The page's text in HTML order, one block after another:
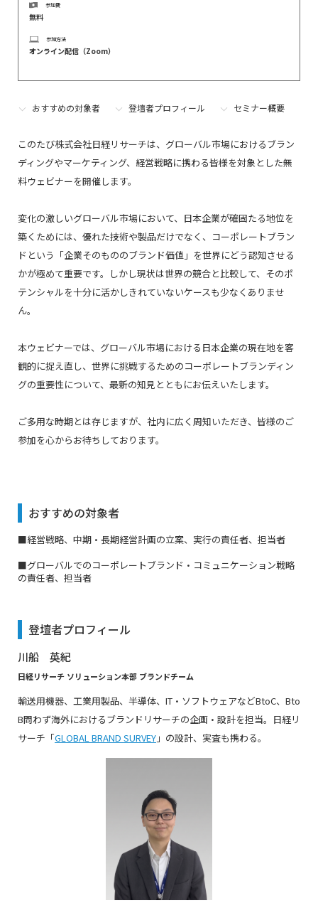
参加費
無料
参加方法
オンライン配信（Zoom）
おすすめの対象者 登壇者プロフィール セミナー概要
このたび株式会社日経リサーチは、グローバル市場におけるブラン
ディングやマーケティング、経営戦略に携わる皆様を対象とした無
料ウェビナーを開催します。
変化の激しいグローバル市場において、日本企業が確固たる地位を
築くためには、優れた技術や製品だけでなく、コーポレートブラン
ドという「企業そのもののブランド価値」を世界にどう認知させる
かが極めて重要です。しかし現状は世界の競合と比較して、そのポ
テンシャルを十分に活かしきれていないケースも少なくありませ
ん。
本ウェビナーでは、グローバル市場における日本企業の現在地を客
観的に捉え直し、世界に挑戦するためのコーポレートブランディン
グの重要性について、最新の知見とともにお伝えいたします。
ご多用な時期とは存じますが、社内に広く周知いただき、皆様のご
参加を心からお待ちしております。
おすすめの対象者
■経営戦略、中期・長期経営計画の立案、実行の責任者、担当者
■グローバルでのコーポレートブランド・コミュニケーション戦略
の責任者、担当者
登壇者プロフィール
川船 英紀
日経リサーチ ソリューション本部 ブランドチーム
輸送用機器、工業用製品、半導体、IT・ソフトウェアなどBtoC、Bto
B問わず海外におけるブランドリサーチの企画・設計を担当。日経リ
サーチ「GLOBAL BRAND SURVEY 」の設計、実査も携わる。